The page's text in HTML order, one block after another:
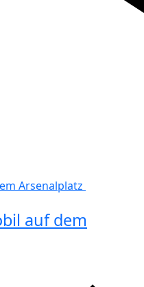
Arsenalplatz
auf dem